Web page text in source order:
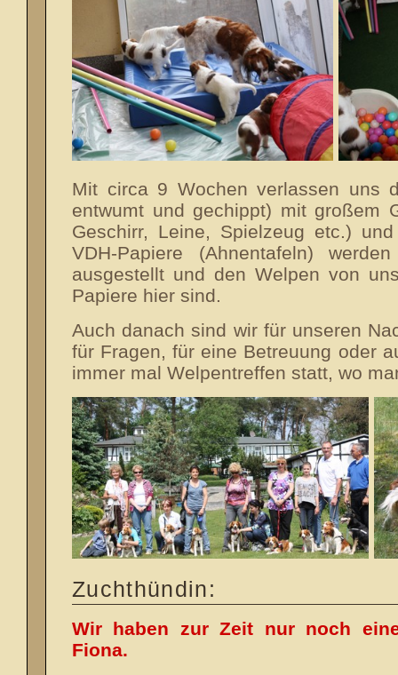
Mit circa 9 Wochen verlassen uns
entwumt und gechippt) mit großem
Geschirr, Leine, Spielzeug etc.)
VDH-Papiere (Ahnentafeln)
ausgestellt und den Welpen von
Papiere hier sind.
Auch danach sind wir für unseren
für Fragen, für eine Betreuung oder
immer mal Welpentreffen statt, wo
Zuchthündin:
Wir haben zur Zeit nur noch
Fiona.